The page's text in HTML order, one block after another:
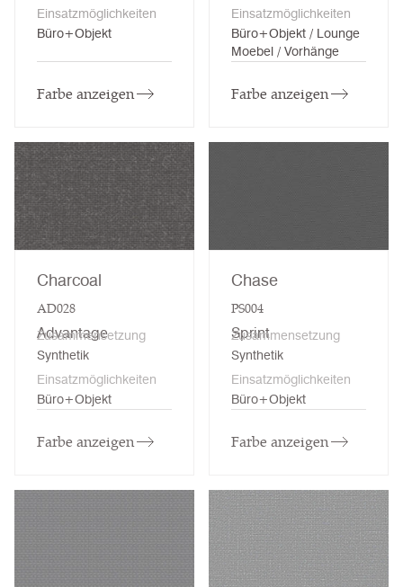
Einsatzmöglichkeiten
Büro+Objekt
Farbe anzeigen
Einsatzmöglichkeiten
Büro+Objekt / Lounge
Moebel / Vorhänge
Farbe anzeigen
Charcoal
AD028
Advantage
Zusammensetzung
Synthetik
Einsatzmöglichkeiten
Büro+Objekt
Farbe anzeigen
Chase
PS004
Sprint
Zusammensetzung
Synthetik
Einsatzmöglichkeiten
Büro+Objekt
Farbe anzeigen